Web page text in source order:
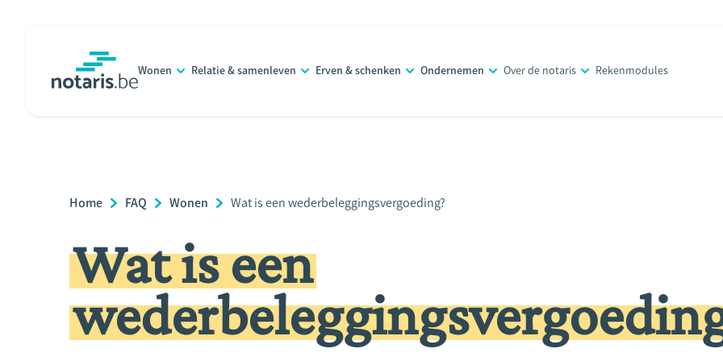
Wonen Relatie & samenleven Erven & schenken Ondernemen Over de notaris Rekenmodules
Breadcrumb
Home FAQ Wonen
Current
Wat is een wederbeleggingsvergoeding?
Wat is een